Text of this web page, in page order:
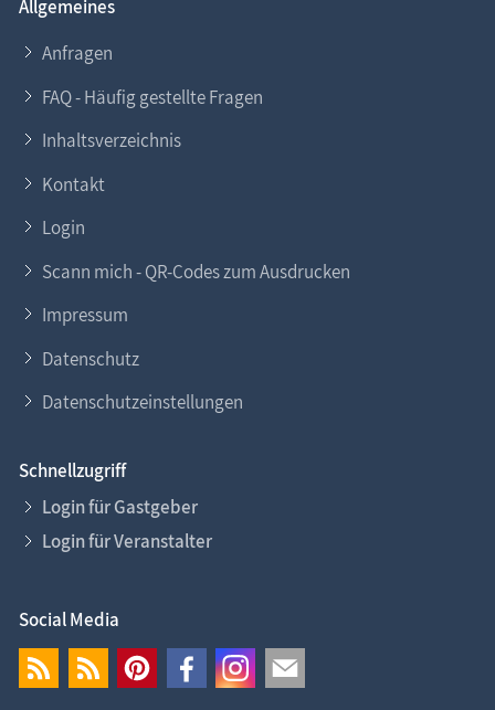
Allgemeines
Anfragen
FAQ - Häufig gestellte Fragen
Inhaltsverzeichnis
Kontakt
Login
Scann mich - QR-Codes zum Ausdrucken
Impressum
Datenschutz
Datenschutzeinstellungen
Schnellzugriff
Login für Gastgeber
Login für Veranstalter
Social Media